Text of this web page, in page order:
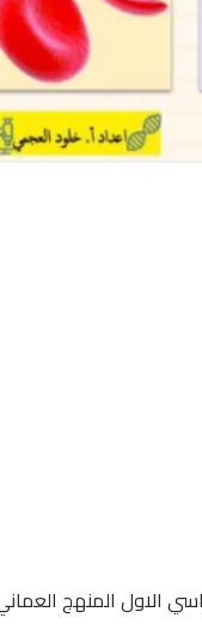
الاول المنهج